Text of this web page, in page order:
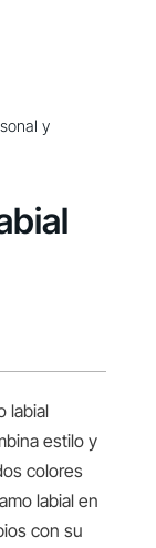
y
labial
estilo y
colores
labial en
con su